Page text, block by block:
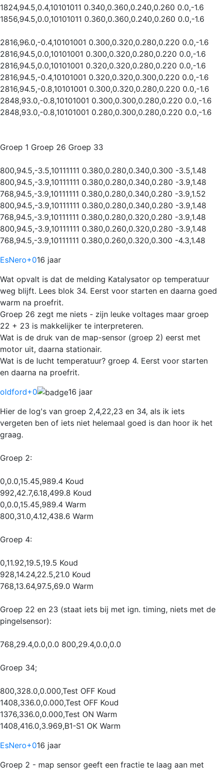
1824,94.5,0.4,10101011 0.340,0.360,0.240,0.260 0.0,-1.6
1856,94.5,0.0,10101011 0.360,0.360,0.240,0.260 0.0,-1.6
2816,96.0,-0.4,10101001 0.300,0.320,0.280,0.220 0.0,-1.6
2816,94.5,0.0,10101001 0.300,0.320,0.280,0.220 0.0,-1.6
2816,94.5,0.0,10101001 0.320,0.320,0.280,0.220 0.0,-1.6
2816,94.5,-0.4,10101001 0.320,0.320,0.300,0.220 0.0,-1.6
2816,94.5,-0.8,10101001 0.300,0.320,0.280,0.220 0.0,-1.6
2848,93.0,-0.8,10101001 0.300,0.300,0.280,0.220 0.0,-1.6
2848,93.0,-0.8,10101001 0.280,0.300,0.280,0.220 0.0,-1.6
Groep 1 Groep 26 Groep 33
800,94.5,-3.5,10111111 0.380,0.280,0.340,0.300 -3.5,1.48
800,94.5,-3.9,10111111 0.380,0.280,0.340,0.280 -3.9,1.48
768,94.5,-3.9,10111111 0.380,0.280,0.340,0.280 -3.9,1.52
800,94.5,-3.9,10111111 0.380,0.280,0.340,0.280 -3.9,1.48
768,94.5,-3.9,10111111 0.380,0.280,0.320,0.280 -3.9,1.48
800,94.5,-3.9,10111111 0.380,0.260,0.320,0.280 -3.9,1.48
768,94.5,-3.9,10111111 0.380,0.260,0.320,0.300 -4.3,1.48
EsNero+016 jaar
Wat opvalt is dat de melding Katalysator op temperatuur
weg blijft. Lees blok 34. Eerst voor starten en daarna goed
warm na proefrit.
Groep 26 zegt me niets - zijn leuke voltages maar groep
22 + 23 is makkelijker te interpreteren.
Wat is de druk van de map-sensor (groep 2) eerst met
motor uit, daarna stationair.
Wat is de lucht temperatuur? groep 4. Eerst voor starten
en daarna na proefrit.
oldford+0
16 jaar
Hier de log's van groep 2,4,22,23 en 34, als ik iets
vergeten ben of iets niet helemaal goed is dan hoor ik het
graag.
Groep 2:
0,0.0,15.45,989.4 Koud
992,42.7,6.18,499.8 Koud
0,0.0,15.45,989.4 Warm
800,31.0,4.12,438.6 Warm
Groep 4:
0,11.92,19.5,19.5 Koud
928,14.24,22.5,21.0 Koud
768,13.64,97.5,69.0 Warm
Groep 22 en 23 (staat iets bij met ign. timing, niets met de
pingelsensor):
768,29.4,0.0,0.0 800,29.4,0.0,0.0
Groep 34;
800,328.0,0.000,Test OFF Koud
1408,336.0,0.000,Test OFF Koud
1376,336.0,0.000,Test ON Warm
1408,416.0,3.969,B1-S1 OK Warm
EsNero+016 jaar
Groep 2 - map sensor geeft een fractie te laag aan met